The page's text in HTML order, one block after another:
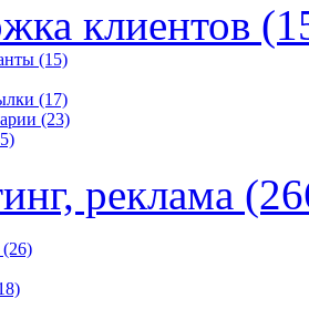
клиентов
(15)
(17)
(23)
реклама
(26)